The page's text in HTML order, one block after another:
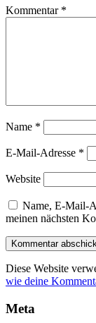
Kommentar *
Name *
E-Mail-Adresse *
Website
Name, E-Mail-
meinen nächsten
Diese Website
wie deine
Meta